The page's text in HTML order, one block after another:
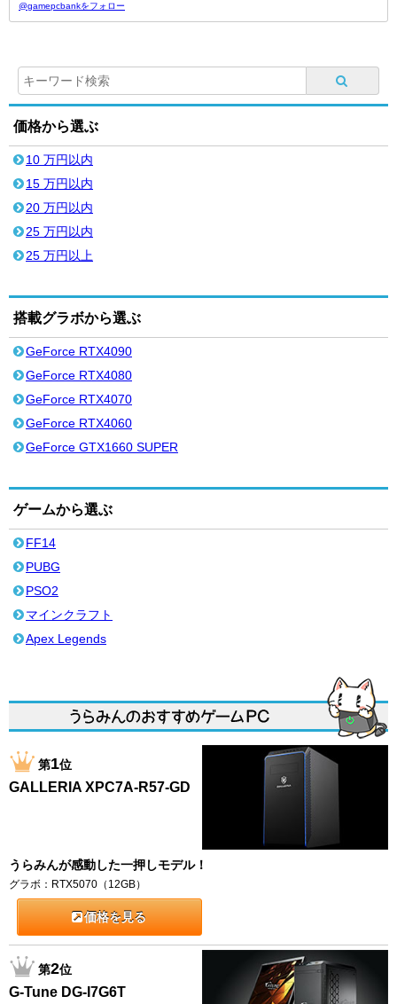
@gamepcbankをフォロー
価格から選ぶ
10 万円以内
15 万円以内
20 万円以内
25 万円以内
25 万円以上
搭載グラボから選ぶ
GeForce RTX4090
GeForce RTX4080
GeForce RTX4070
GeForce RTX4060
GeForce GTX1660 SUPER
ゲームから選ぶ
FF14
PUBG
PSO2
マインクラフト
Apex Legends
第1位
GALLERIA XPC7A-R57-GD
うらみんが感動した一押しモデル！
グラボ：RTX5070（12GB）
価格を見る
第2位
G-Tune DG-I7G6T